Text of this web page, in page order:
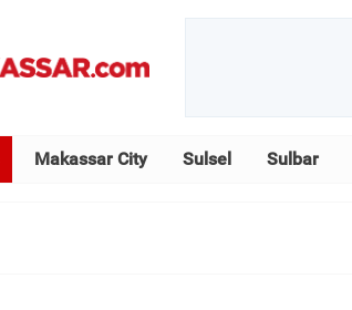
Makassar City Sulsel Sulbar